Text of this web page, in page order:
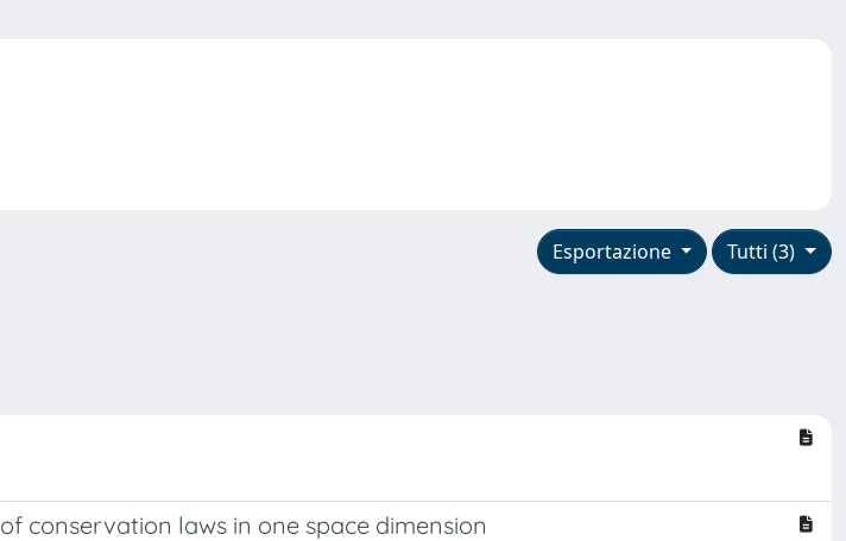
Tutti (3)
Esportazione
conservation laws in one space dimension